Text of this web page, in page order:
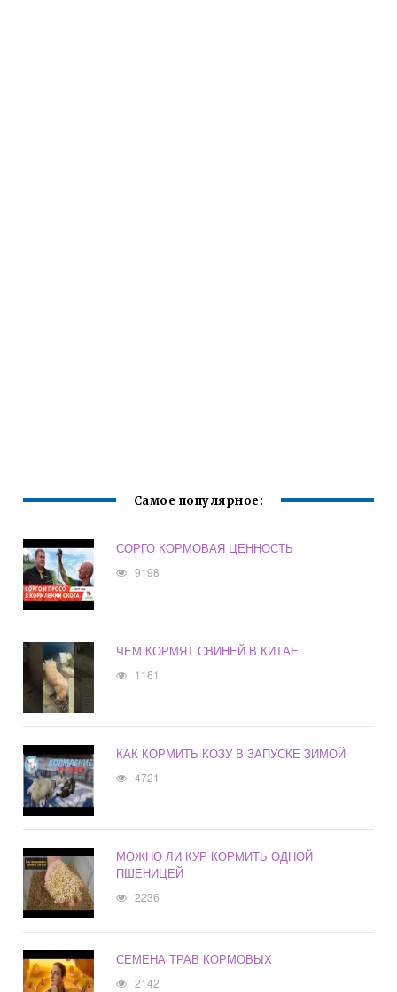
Самое популярное:
СОРГО КОРМОВАЯ ЦЕННОСТЬ
9198
ЧЕМ КОРМЯТ СВИНЕЙ В КИТАЕ
1161
КАК КОРМИТЬ КОЗУ В ЗАПУСКЕ ЗИМОЙ
4721
МОЖНО ЛИ КУР КОРМИТЬ ОДНОЙ
ПШЕНИЦЕЙ
2236
СЕМЕНА ТРАВ КОРМОВЫХ
2142